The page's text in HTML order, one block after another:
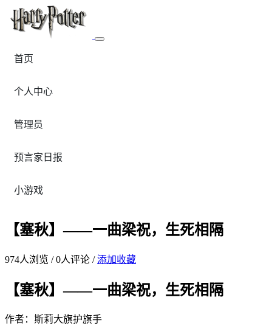
首页
个人中心
管理员
预言家日报
小游戏
【塞秋】——一曲梁祝，生死相隔
974人浏览 /0人评论 /添加收藏
【塞秋】——一曲梁祝，生死相隔
作者：斯莉大旗护旗手